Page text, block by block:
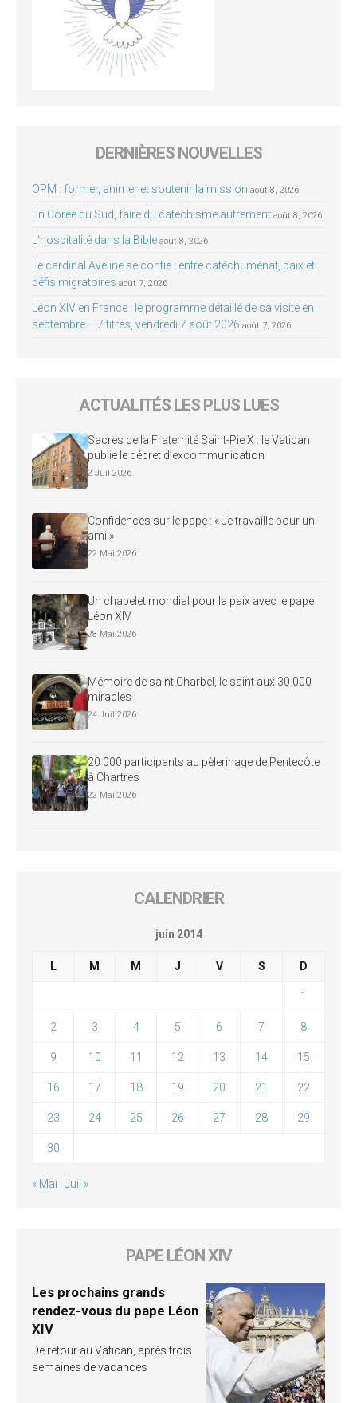
DERNIÈRES NOUVELLES
OPM : former, animer et soutenir la mission août 8, 2026
En Corée du Sud, faire du catéchisme autrement août 8, 2026
L’hospitalité dans la Bible août 8, 2026
Le cardinal Aveline se confie : entre catéchuménat, paix et
défis migratoires août 7, 2026
Léon XIV en France : le programme détaillé de sa visite en
septembre – 7 titres, vendredi 7 août 2026 août 7, 2026
ACTUALITÉS LES PLUS LUES
Sacres de la Fraternité Saint-Pie X : le Vatican
publie le décret d’excommunication
2 Juil 2026
Confidences sur le pape : « Je travaille pour un
ami »
22 Mai 2026
Un chapelet mondial pour la paix avec le pape
Léon XIV
28 Mai 2026
Mémoire de saint Charbel, le saint aux 30 000
miracles
24 Juil 2026
20 000 participants au pèlerinage de Pentecôte
à Chartres
22 Mai 2026
CALENDRIER
juin 2014
L M M J V S D
1
2 3 4 5 6 7 8
9 10 11 12 13 14 15
16 17 18 19 20 21 22
23 24 25 26 27 28 29
30
« Mai Juil »
PAPE LÉON XIV
Les prochains grands
rendez-vous du pape Léon
XIV
De retour au Vatican, après trois
semaines de vacances